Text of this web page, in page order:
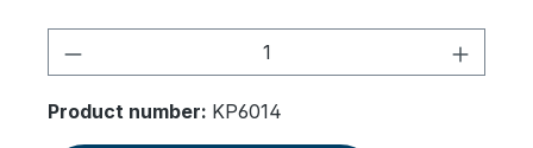
Product Quantity: Enter the desired
Product number: KP6014